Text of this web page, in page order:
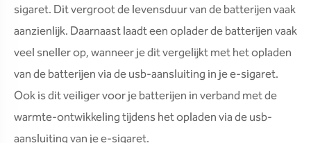
sigaret. Dit vergroot de levensduur van de batterijen vaak
aanzienlijk. Daarnaast laadt een oplader de batterijen vaak
veel sneller op, wanneer je dit vergelijkt met het opladen
van de batterijen via de usb-aansluiting in je e-sigaret.
Ook is dit veiliger voor je batterijen in verband met de
warmte-ontwikkeling tijdens het opladen via de usb-
aansluiting van je e-sigaret.